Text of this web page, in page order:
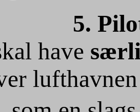
5.
have